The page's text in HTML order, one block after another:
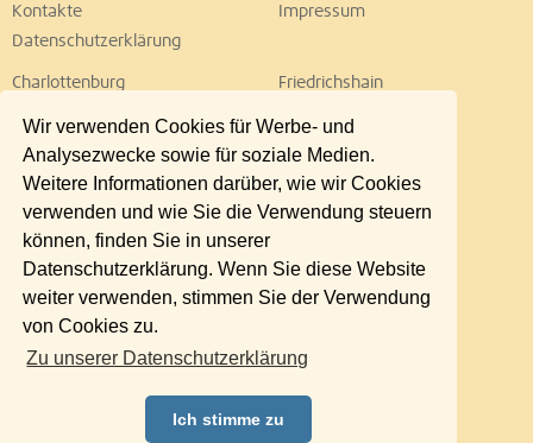
Wir verwenden Cookies für Werbe- und
Analysezwecke sowie für soziale Medien.
Weitere Informationen darüber, wie wir Cookies
verwenden und wie Sie die Verwendung steuern
können, finden Sie in unserer
Datenschutzerklärung. Wenn Sie diese Website
weiter verwenden, stimmen Sie der Verwendung
von Cookies zu.
Zu unserer Datenschutzerklärung
Ich stimme zu
Kontakte
Impressum
Datenschutzerklärung
Charlottenburg
Friedrichshain
Lichtenberg
Marzahn
Neukölln
Pankow
Reinickendorf
Schöneberg
Spandau
Steglitz
Tempelhof
Treptow
Umland Ost